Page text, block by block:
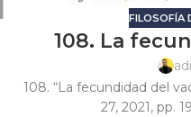
FILOSOFÍA
108. La
108. “La fecundidad del
27, 2021, pp.